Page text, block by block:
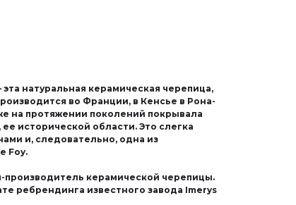
натуральная керамическая черепица,
во Франции, в Кенсье в Рона-
на протяжении поколений покрывала
исторической области. Это слегка
и, следовательно, одна из
Foy.
производитель керамической черепицы.
ребрендинга известного завода Imerys